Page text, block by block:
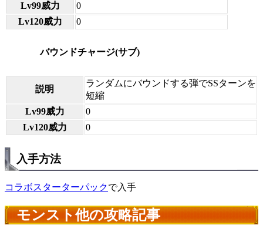
Lv99威力
0
Lv120威力
0
バウンドチャージ(サブ)
説明
ランダムにバウンドする弾でSSターンを
短縮
Lv99威力
0
Lv120威力
0
入手方法
コラボスターターパックで入手
モンスト他の攻略記事